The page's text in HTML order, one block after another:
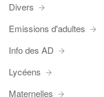
Divers
Emissions d'adultes
Info des AD
Lycéens
Maternelles